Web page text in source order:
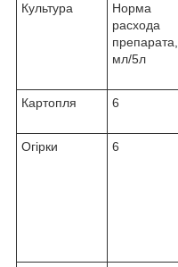
Культура
Норма
расхода
препарата,
мл/5л
Картопля 6
Огірки
6